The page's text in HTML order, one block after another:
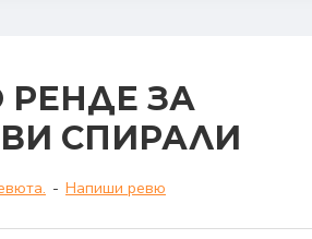
РЕНДЕ ЗА
СПИРАЛИ
- Напиши ревю